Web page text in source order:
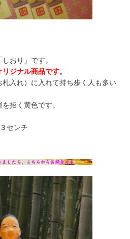
おり」です。
ジナル商品です。
入れ）に入れて持ち歩く人も多い
招く黄色です。
センチ